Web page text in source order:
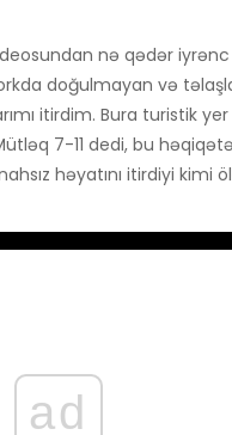
nə qədər
doğulmayan və
itirdim. Bura turistik
7-11 dedi, bu
həyatını itirdiyi kimi
ad